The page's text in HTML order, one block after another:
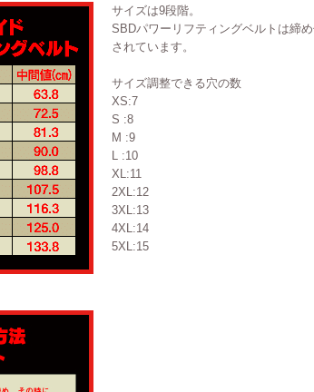
サイズは9段階。
SBDパワーリフティングベルトは締
されています。
サイズ調整できる穴の数
XS:7
S :8
M :9
L :10
XL:11
2XL:12
3XL:13
4XL:14
5XL:15